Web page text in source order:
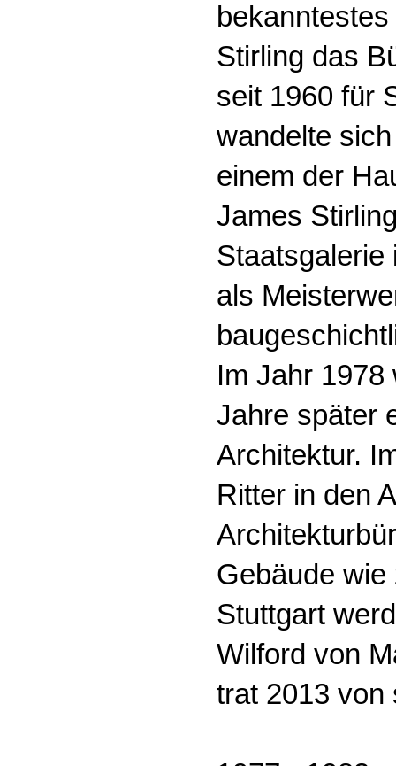
Stirling das
seit 1960 für
wandelte
einem der
James
Staatsgalerie
als
Im Jahr 1978
Jahre später
Architektur.
Ritter in den
Gebäude
Stuttgart
Wilford von
trat 2013 von